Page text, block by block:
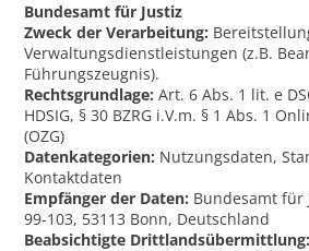
Bundesamt für Justiz
Zweck der Verarbeitung:
Verwaltungsdienstleistungen (z.B.
Führungszeugnis).
Rechtsgrundlage: Art. 6 Abs. 1 lit. e
HDSIG, § 30 BZRG i.V.m. § 1 Abs. 1
(OZG)
Datenkategorien: Nutzungsdaten,
Kontaktdaten
Empfänger der Daten: Bundesamt für
99-103, 53113 Bonn, Deutschland
Beabsichtigte Drittlandsübermittlung: